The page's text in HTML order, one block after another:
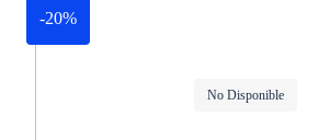
-20%
No Disponible